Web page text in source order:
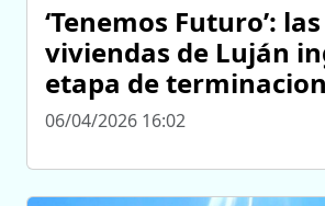
‘Tenemos Futuro’:
viviendas de Luján
etapa de
06/04/2026 16:02